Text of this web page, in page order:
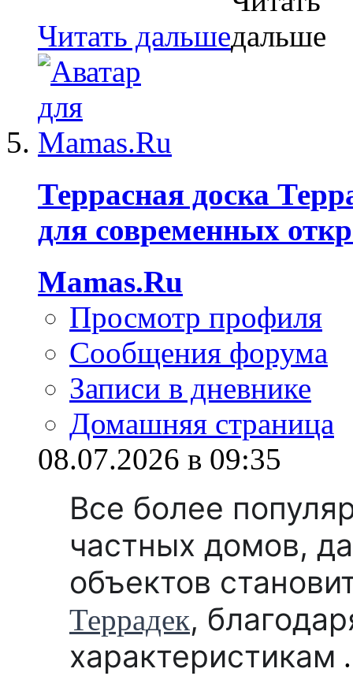
Читать дальше
Террасная доска
для современных
Mamas.Ru
Просмотр профиля
Сообщения форума
Записи в дневнике
Домашняя страница
08.07.2026 в 09:35
Все более
частных домов,
объектов
Террадек,
характеристикам